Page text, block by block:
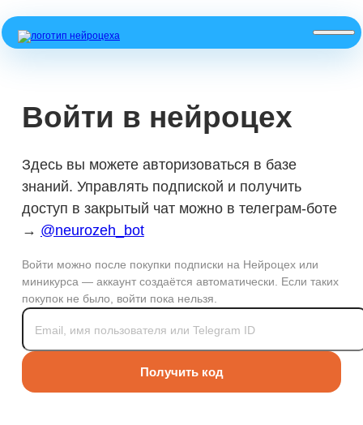
Войти в нейроцех
Здесь вы можете авторизоваться в базе
знаний. Управлять подпиской и получить
доступ в закрытый чат можно в телеграм-боте
→ @neurozeh_bot
Войти можно после покупки подписки на Нейроцех или
миникурса — аккаунт создаётся автоматически. Если таких
покупок не было, войти пока нельзя.
Получить код